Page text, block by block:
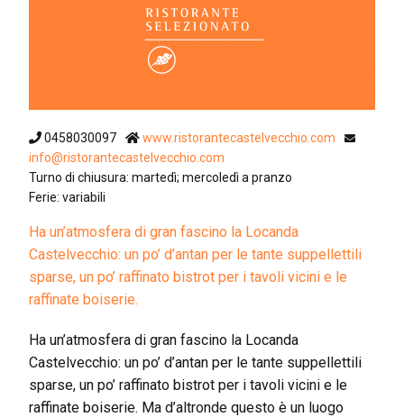
0458030097
www.ristorantecastelvecchio.com
info@ristorantecastelvecchio.com
Turno di chiusura: martedì; mercoledì a pranzo
Ferie: variabili
Ha un’atmosfera di gran fascino la Locanda
Castelvecchio: un po’ d’antan per le tante suppellettili
sparse, un po’ raffinato bistrot per i tavoli vicini e le
raffinate boiserie.
Ha un’atmosfera di gran fascino la Locanda
Castelvecchio: un po’ d’antan per le tante suppellettili
sparse, un po’ raffinato bistrot per i tavoli vicini e le
raffinate boiserie. Ma d’altronde questo è un luogo